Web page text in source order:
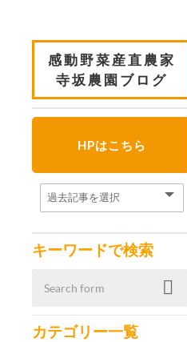
感動野菜産直農家
寺坂農園ブログ
HPはこちら
キーワードで検索
カテゴリー一覧